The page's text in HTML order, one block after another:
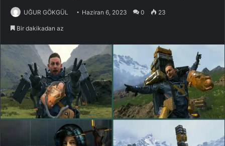
UĞUR GÖKGÜL Haziran 6, 2023 0 23
Bir dakikadan az